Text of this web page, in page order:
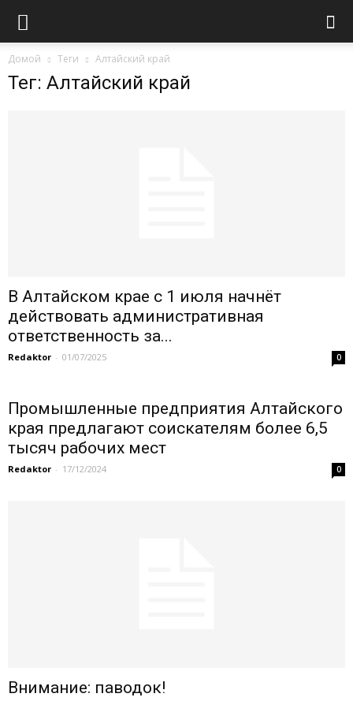
Домой Теги Алтайский край
Тег: Алтайский край
В Алтайском крае с 1 июля начнёт
действовать административная
ответственность за...
Redaktor - 01/07/2025 0
Промышленные предприятия Алтайского
края предлагают соискателям более 6,5
тысяч рабочих мест
Redaktor - 17/12/2024 0
Внимание: паводок!